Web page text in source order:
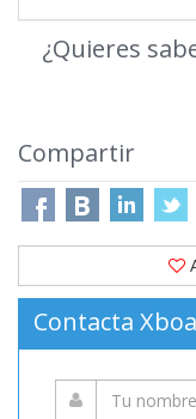
¿Quieres
Compartir
Contacta